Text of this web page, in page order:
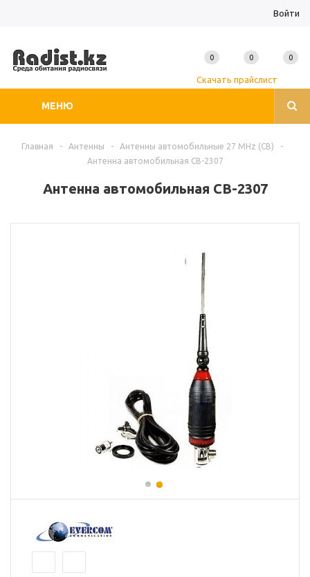
Войти
МЕНЮ
Скачать прайслист
0 0 0
Главная - Антенны - Антенны автомобильные 27 MHz (CB)
-
Антенна автомобильная CB-2307
Антенна автомобильная CB-2307